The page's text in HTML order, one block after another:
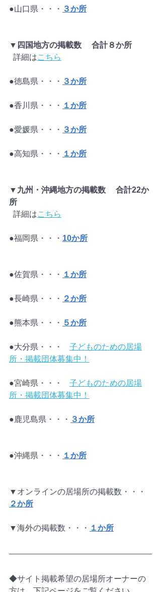
●山口県・・・ ３か所
▼四国地方の掲載数　 合計８か所
詳細はこちら
●徳島県・・・ ３か所
●香川県・・・ １か所
●愛媛県・・・ ３か所
●高知県・・・ １か所
▼九州・沖縄地方の掲載数　 合計22か
所
詳細はこちら
●福岡県・・・ 10か所
●佐賀県・・・ １か所
●長崎県・・・ ２か所
●熊本県・・・ ５か所
子どものための居場
所・掲載団体募集中！
子どものための居場
所・掲載団体募集中！
●鹿児島県・・・ ３か所
●沖縄県・・・ １か所
▼オンラインの居場所の掲載数・・・
２か所
▼海外の掲載数・・・ １か所
◆サイト掲載希望の居場所オーナーの